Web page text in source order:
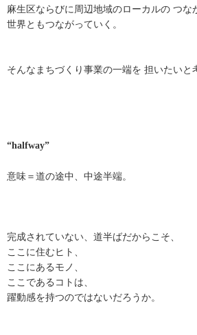
麻生区ならびに周辺地域のローカルの つな
世界ともつながっていく。
そんなまちづくり事業の一端を 担いたいと
“halfway”
意味＝道の途中、中途半端。
完成されていない、道半ばだからこそ、
ここに住むヒト、
ここにあるモノ、
ここであるコトは、
躍動感を持つのではないだろうか。